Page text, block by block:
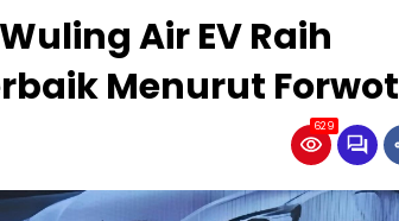
Air EV Raih
Menurut Forwot
629